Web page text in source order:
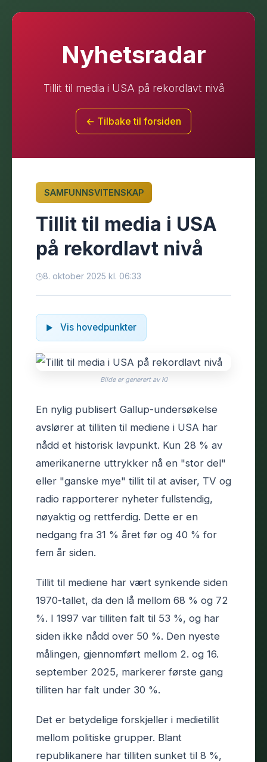
Nyhetsradar
Tillit til media i USA på rekordlavt nivå
← Tilbake til forsiden
SAMFUNNSVITENSKAP
Tillit til media i USA
på rekordlavt nivå
8. oktober 2025 kl. 06:33
Vis hovedpunkter
Bilde er generert av KI
En nylig publisert Gallup-undersøkelse
avslører at tilliten til mediene i USA har
nådd et historisk lavpunkt. Kun 28 % av
amerikanerne uttrykker nå en "stor del"
eller "ganske mye" tillit til at aviser, TV og
radio rapporterer nyheter fullstendig,
nøyaktig og rettferdig. Dette er en
nedgang fra 31 % året før og 40 % for
fem år siden.
Tillit til mediene har vært synkende siden
1970-tallet, da den lå mellom 68 % og 72
%. I 1997 var tilliten falt til 53 %, og har
siden ikke nådd over 50 %. Den nyeste
målingen, gjennomført mellom 2. og 16.
september 2025, markerer første gang
tilliten har falt under 30 %.
Det er betydelige forskjeller i medietillit
mellom politiske grupper. Blant
republikanere har tilliten sunket til 8 %,